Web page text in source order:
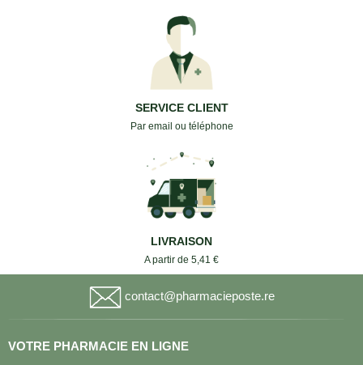
SERVICE CLIENT
Par email ou téléphone
LIVRAISON
A partir de 5,41 €
contact@pharmacieposte.re
VOTRE PHARMACIE EN LIGNE